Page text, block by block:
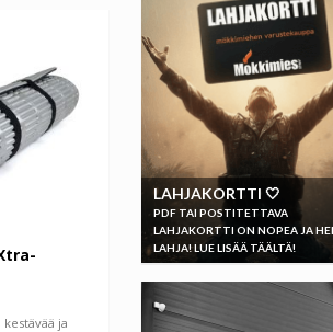
ja
LAHJAKORTTI 🤍
PDF TAI POSTITETTAVA
LAHJAKORTTI ON NOPEA JA
LAHJA! LUE LISÄÄ TÄÄLTÄ!